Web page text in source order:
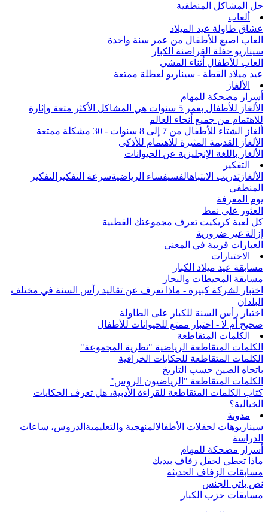
حل المشاكل المنطقية
ألعاب
عشاق طاولة عيد الميلاد
العاب اصبع للأطفال من عمر سنة واحدة
سيناريو حفلة القراصنة الكبار
العاب للأطفال أثناء المشي
عيد ميلاد القطة - سيناريو لعطلة ممتعة
الألغاز
أسرار مضحكة للمهام
الألغاز للأطفال بعمر 5 سنوات هي المشاكل الأكثر متعة وإثارة
للاهتمام من جميع أنحاء العالم
ألغاز الشتاء للأطفال من 7 إلى 8 سنوات - 30 مشكلة ممتعة
الألغاز القديمة المثيرة للاهتمام للأذكى
الألغاز باللغة الإنجليزية عن الحيوانات
التفكير
الألغاز تدريب الانتباهالفسيفساء الرياضيةسرعة التفكير التفكير
المنطقي
يوم المعرفة
العثور على نمط
كل لعبة كريكيت تعرف مجموعتك القطبية
إزالة غير ضرورية
العبارات قريبة في المعنى
الاختبارات
مسابقة عيد ميلاد الكبار
مسابقة المحيطات والبحار
اختبار لشركة كبيرة - ماذا تعرف عن تقاليد رأس السنة في مختلف
البلدان
اختبار رأس السنة للكبار على الطاولة
صحيح أم لا - اختبار ممتع للحيوانات للأطفال
الكلمات المتقاطعة
الكلمات المتقاطعة الرياضية "نظرية المجموعة"
الكلمات المتقاطعة للحكايات الخرافية
باتجاه الصين حسب التاريخ
الكلمات المتقاطعة "الرياضيون الروس"
كتاب الكلمات المتقاطعة للقراءة الأدبية، هل تعرف الحكايات
الخيالية؟
مدونة
سيناريوهات لحفلات الأطفالالمنهجية والتعليمية الدروس، ساعات
الدراسة
أسرار مضحكة للمهام
ماذا تعطي لحفل زفاف بيديك
مسابقات الزفاف الحديثة
نص باتي الجنس
مسابقات حزب الكبار